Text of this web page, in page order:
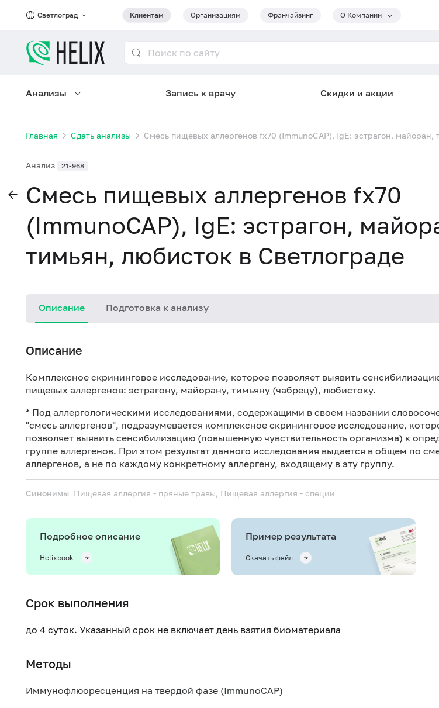
Светлоград Клиентам Организациям Франчайзинг О Компании
Анализы Запись к врачу Скидки и акции
Главная Сдать анализы Смесь пищевых аллергенов fx70 (ImmunoCAP), IgE: эстрагон, майоран,
Анализ 21-968
Смесь пищевых аллергенов fx70
(ImmunoCAP), IgE: эстрагон,
тимьян, любисток в Светлограде
Описание Подготовка к анализу
Описание
Комплексное скрининговое исследование, которое позволяет выявить
пищевых аллергенов: эстрагону, майорану, тимьяну (чабрецу), любистоку.
* Под аллергологическими исследованиями, содержащими в своем названии
"смесь аллергенов", подразумевается комплексное скрининговое исследование,
позволяет выявить сенсибилизацию (повышенную чувствительность организма) к
группе аллергенов. При этом результат данного исследования выдается в общем по
аллергенов, а не по каждому конкретному аллергену, входящему в эту группу.
Синонимы Пищевая аллергия - пряные травы, Пищевая аллергия - специи
Подробное описание
Helixbook
Пример результата
Скачать файл
Срок выполнения
до 4 суток. Указанный срок не включает день взятия биоматериала
Методы
Иммунофлюоресценция на твердой фазе (ImmunoCAP)